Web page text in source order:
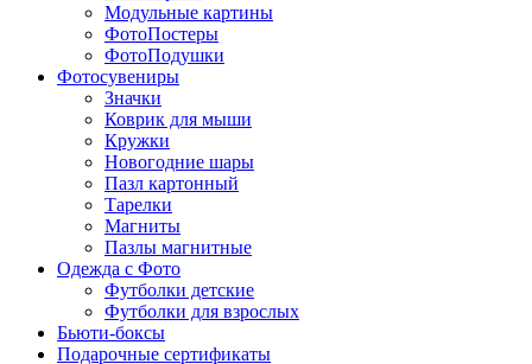
Модульные картины
ФотоПостеры
ФотоПодушки
Фотоcувениры
Значки
Коврик для мыши
Кружки
Новогодние шары
Пазл картонный
Тарелки
Магниты
Пазлы магнитные
Одежда с Фото
Футболки детские
Футболки для взрослых
Бьюти-боксы
Подарочные сертификаты